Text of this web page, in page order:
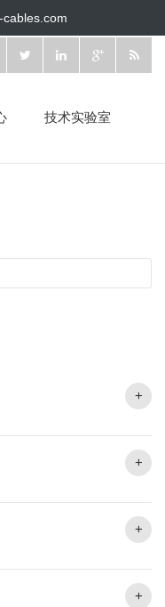
技术实验室
+
+
+
+